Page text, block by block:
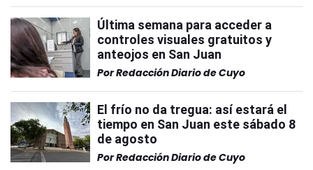
Última semana para acceder a
controles visuales gratuitos y
anteojos en San Juan
PorRedacción Diario de Cuyo
El frío no da tregua: así estará el
tiempo en San Juan este sábado 8
de agosto
PorRedacción Diario de Cuyo